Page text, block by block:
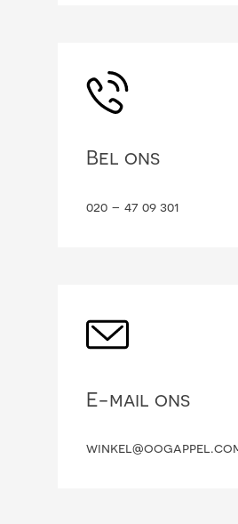
Bel ons
020 – 47 09 301
E-mail ons